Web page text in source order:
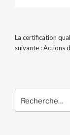
La certification
suivante : Actions
pour